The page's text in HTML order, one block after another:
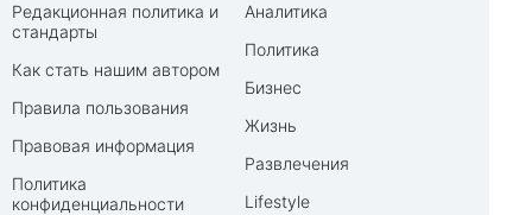
Редакционная политика и
стандарты
Как стать нашим автором
Правила пользования
Правовая информация
Политика
конфиденциальности
Аналитика
Политика
Бизнес
Жизнь
Развлечения
Lifestyle